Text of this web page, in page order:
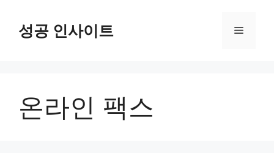
성공 인사이트 메
온라인 팩스